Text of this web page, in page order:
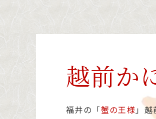
越前か
福井の「蟹の王様 」